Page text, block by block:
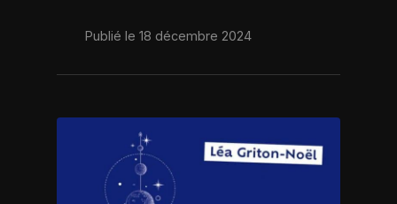
Publié le 18 décembre 2024